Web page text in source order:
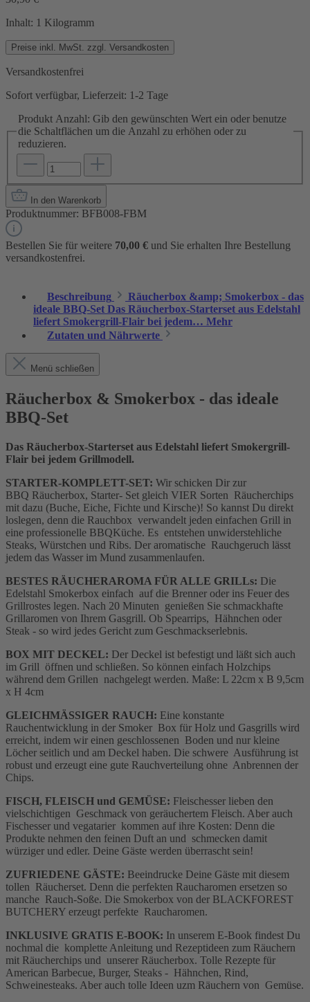
Inhalt: 1 Kilogramm
Preise inkl. MwSt. zzgl. Versandkosten
Versandkostenfrei
Sofort verfügbar, Lieferzeit: 1-2 Tage
Produkt Anzahl: Gib den gewünschten Wert ein oder benutze
die Schaltflächen um die Anzahl zu erhöhen oder zu
reduzieren.
In den Warenkorb
Produktnummer: BFB008-FBM
Bestellen Sie für weitere 70,00 € und Sie erhalten Ihre Bestellung
versandkostenfrei.
Beschreibung
Räucherbox &amp; Smokerbox - das
ideale BBQ-Set Das Räucherbox-Starterset aus Edelstahl
liefert Smokergrill-Flair bei jedem… Mehr
Zutaten und Nährwerte
Menü schließen
Räucherbox & Smokerbox - das ideale
BBQ-Set
Das Räucherbox-Starterset aus Edelstahl liefert Smokergrill-
Flair bei jedem Grillmodell.
STARTER-KOMPLETT-SET: Wir schicken Dir zur
BBQ Räucherbox, Starter- Set gleich VIER Sorten Räucherchips
mit dazu (Buche, Eiche, Fichte und Kirsche)! So kannst Du direkt
loslegen, denn die Rauchbox verwandelt jeden einfachen Grill in
eine professionelle BBQKüche. Es entstehen unwiderstehliche
Steaks, Würstchen und Ribs. Der aromatische Rauchgeruch lässt
jedem das Wasser im Mund zusammenlaufen.
BESTES RÄUCHERAROMA FÜR ALLE GRILLs: Die
Edelstahl Smokerbox einfach auf die Brenner oder ins Feuer des
Grillrostes legen. Nach 20 Minuten genießen Sie schmackhafte
Grillaromen von Ihrem Gasgrill. Ob Spearrips, Hähnchen oder
Steak - so wird jedes Gericht zum Geschmackserlebnis.
BOX MIT DECKEL: Der Deckel ist befestigt und läßt sich auch
im Grill öffnen und schließen. So können einfach Holzchips
während dem Grillen nachgelegt werden. Maße: L 22cm x B 9,5cm
x H 4cm
GLEICHMÄSSIGER RAUCH: Eine konstante
Rauchentwicklung in der Smoker Box für Holz und Gasgrills wird
erreicht, indem wir einen geschlossenen Boden und nur kleine
Löcher seitlich und am Deckel haben. Die schwere Ausführung ist
robust und erzeugt eine gute Rauchverteilung ohne Anbrennen der
Chips.
FISCH, FLEISCH und GEMÜSE: Fleischesser lieben den
vielschichtigen Geschmack von geräuchertem Fleisch. Aber auch
Fischesser und vegatarier kommen auf ihre Kosten: Denn die
Produkte nehmen den feinen Duft an und schmecken damit
würziger und edler. Deine Gäste werden überrascht sein!
ZUFRIEDENE GÄSTE: Beeindrucke Deine Gäste mit diesem
tollen Räucherset. Denn die perfekten Raucharomen ersetzen so
manche Rauch-Soße. Die Smokerbox von der BLACKFOREST
BUTCHERY erzeugt perfekte Raucharomen.
INKLUSIVE GRATIS E-BOOK: In unserem E-Book findest Du
nochmal die komplette Anleitung und Rezeptideen zum Räuchern
mit Räucherchips und unserer Räucherbox. Tolle Rezepte für
American Barbecue, Burger, Steaks - Hähnchen, Rind,
Schweinesteaks. Aber auch tolle Ideen uzm Räuchern von Gemüse.